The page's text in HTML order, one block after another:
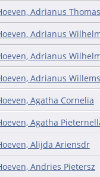
Adrianus
Adrianus
Adrianus
Adrianus
Agatha Cornelia
Agatha
Alijda Ariensdr
Andries Pietersz